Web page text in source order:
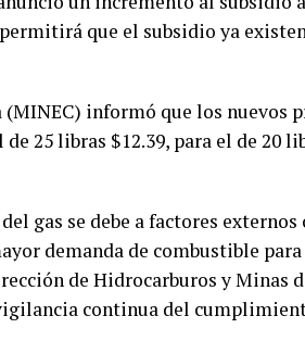
que el subsidio ya
informó que los nuevos
25 libras $12.39, para el de 20
gas se debe a factores externos
demanda de combustible
de Hidrocarburos y Minas
continua del